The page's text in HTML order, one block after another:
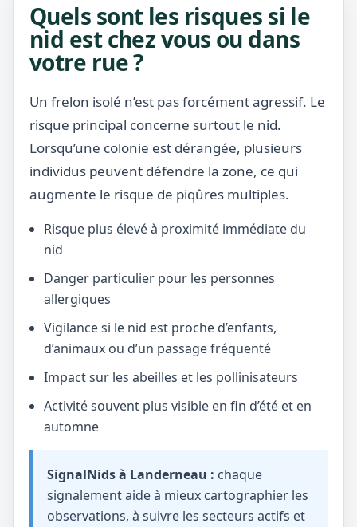
Quels sont les risques si le
nid est chez vous ou dans
votre rue ?
Un frelon isolé n’est pas forcément agressif. Le
risque principal concerne surtout le nid.
Lorsqu’une colonie est dérangée, plusieurs
individus peuvent défendre la zone, ce qui
augmente le risque de piqûres multiples.
Risque plus élevé à proximité immédiate du
nid
Danger particulier pour les personnes
allergiques
Vigilance si le nid est proche d’enfants,
d’animaux ou d’un passage fréquenté
Impact sur les abeilles et les pollinisateurs
Activité souvent plus visible en fin d’été et en
automne
SignalNids à Landerneau : chaque
signalement aide à mieux cartographier les
observations, à suivre les secteurs actifs et